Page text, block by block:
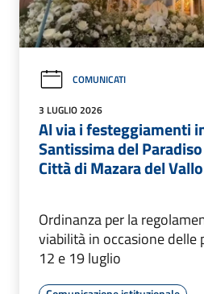
COMUNICATI
3 LUGLIO 2026
Al via i festeggiamenti
Santissima del
Città di Mazara del Vallo
Ordinanza per la
viabilità in occasione delle
12 e 19 luglio